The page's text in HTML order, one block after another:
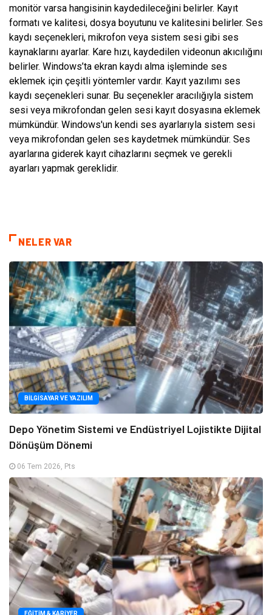
monitör varsa hangisinin kaydedileceğini belirler. Kayıt
formatı ve kalitesi, dosya boyutunu ve kalitesini belirler. Ses
kaydı seçenekleri, mikrofon veya sistem sesi gibi ses
kaynaklarını ayarlar. Kare hızı, kaydedilen videonun akıcılığını
belirler. Windows’ta ekran kaydı alma işleminde ses
eklemek için çeşitli yöntemler vardır. Kayıt yazılımı ses
kaydı seçenekleri sunar. Bu seçenekler aracılığıyla sistem
sesi veya mikrofondan gelen sesi kayıt dosyasına eklemek
mümkündür. Windows'un kendi ses ayarlarıyla sistem sesi
veya mikrofondan gelen ses kaydetmek mümkündür. Ses
ayarlarına giderek kayıt cihazlarını seçmek ve gerekli
ayarları yapmak gereklidir.
NELER VAR
BILGISAYAR VE YAZILIM
Depo Yönetim Sistemi ve Endüstriyel Lojistikte Dijital
Dönüşüm Dönemi
06 Tem 2026, Pts